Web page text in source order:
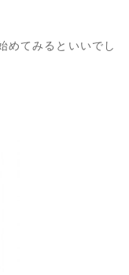
めてみるといいでし